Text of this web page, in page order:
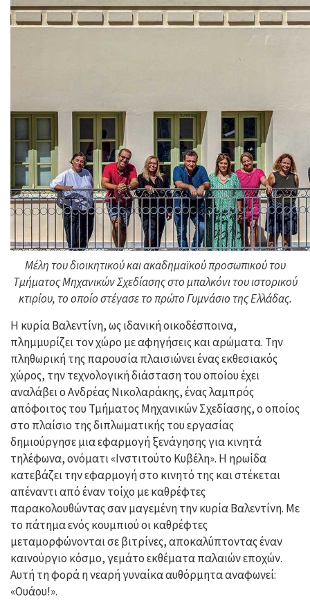
Μέλη του διοικητικού και ακαδημαϊκού προσωπικού του
Τμήματος Μηχανικών Σχεδίασης στο μπαλκόνι του ιστορικού
κτιρίου, το οποίο στέγασε το πρώτο Γυμνάσιο της Ελλάδας.
Η κυρία Βαλεντίνη, ως ιδανική οικοδέσποινα,
πλημμυρίζει τον χώρο με αφηγήσεις και αρώματα. Την
πληθωρική της παρουσία πλαισιώνει ένας εκθεσιακός
χώρος, την τεχνολογική διάσταση του οποίου έχει
αναλάβει ο Ανδρέας Νικολαράκης, ένας λαμπρός
απόφοιτος του Τμήματος Μηχανικών Σχεδίασης, ο οποίος
στο πλαίσιο της διπλωματικής του εργασίας
δημιούργησε μια εφαρμογή ξενάγησης για κινητά
τηλέφωνα, ονόματι «Ινστιτούτο Κυβέλη». Η ηρωίδα
κατεβάζει την εφαρμογή στο κινητό της και στέκεται
απέναντι από έναν τοίχο με καθρέφτες
παρακολουθώντας σαν μαγεμένη την κυρία Βαλεντίνη. Με
το πάτημα ενός κουμπιού οι καθρέφτες
μεταμορφώνονται σε βιτρίνες, αποκαλύπτοντας έναν
καινούργιο κόσμο, γεμάτο εκθέματα παλαιών εποχών.
Αυτή τη φορά η νεαρή γυναίκα αυθόρμητα αναφωνεί:
«Ουάου!».